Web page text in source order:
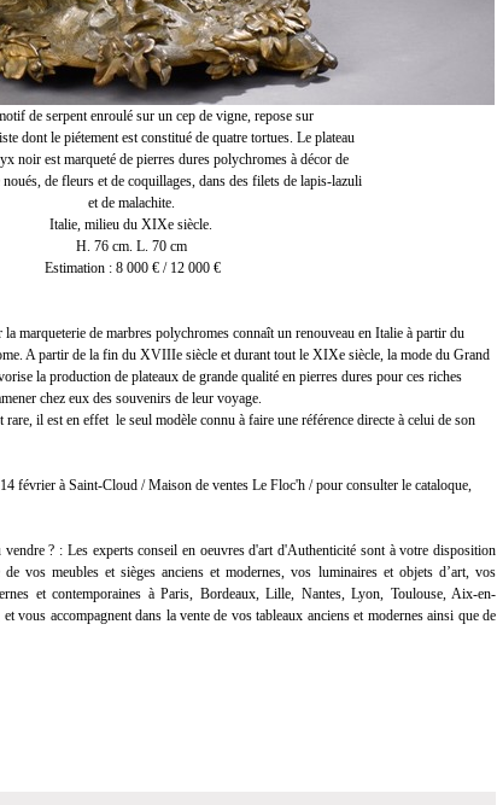
de serpent enroulé sur un cep de vigne, repose sur
dont le piétement est constitué de quatre tortues. Le plateau
noir est marqueté de pierres dures polychromes à décor de
de fleurs et de coquillages, dans des filets de lapis-lazuli
et de malachite.
Italie, milieu du XIXe siècle.
H. 76 cm. L. 70 cm
Estimation : 8 000 € / 12 000 €
marqueterie de marbres polychromes connaît un renouveau en Italie à partir du
A partir de la fin du XVIIIe siècle et durant tout le XIXe siècle, la mode du Grand
la production de plateaux de grande qualité en pierres dures pour ces riches
chez eux des souvenirs de leur voyage.
il est en effet le seul modèle connu à faire une référence directe à celui de son
février à Saint-Cloud / Maison de ventes Le Floc'h / pour consulter le cataloque,
vendre ? : Les experts conseil en oeuvres d'art d'Authenticité sont à votre disposition
de vos meubles et sièges anciens et modernes, vos luminaires et objets d’art, vos
et contemporaines à Paris, Bordeaux, Lille, Nantes, Lyon, Toulouse, Aix-en-
vous accompagnent dans la vente de vos tableaux anciens et modernes ainsi que de